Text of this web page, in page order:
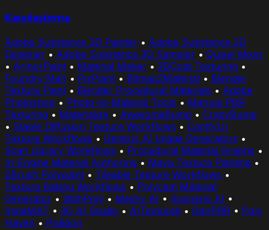
Karşılaştırma
Adobe Substance 3D Painter • Adobe Substance 3D
Designer • Adobe Substance 3D Sampler • Quixel Mixer
• ArmorPaint • Material Maker • 3DCoat Texturing •
Foundry Mari • PixPlant • Bitmap2Material • Blender
Texture Paint • Blender Procedural Materials • Adobe
Photoshop • Photo-to-Material Tools • Manual PBR
Texturing • Materialize • AwesomeBump • CrazyBump
• Stable Diffusion Texture Workflows • ComfyUI
Texture Workflows • Generic AI Image Generators •
Scan Library Workflows • Procedural Material Graphs •
In-Engine Material Authoring • Maya Texture Painting •
ZBrush Polypaint • Tileable Texture Workflows •
Texture Baking Workflows • Polycam Material
Generator • WithPoly • Meshy AI • Scenario AI •
InstaMAT • 3D AI Studio • AITextured • GenPBR • Poly
Haven • Poliigon